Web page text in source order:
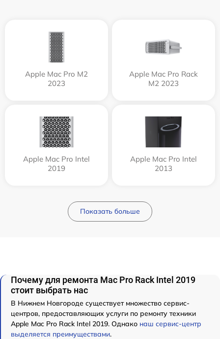
Apple Mac Pro M2
2023
Apple Mac Pro Rack
M2 2023
Apple Mac Pro Intel
2019
Apple Mac Pro Intel
2013
Показать больше
Почему для ремонта Mac Pro Rack Intel 2019
стоит выбрать нас
В Нижнем Новгороде существует множество сервис-
центров, предоставляющих услуги по ремонту техники
Apple Mac Pro Rack Intel 2019. Однако наш сервис-центр
выделяется преимуществами.